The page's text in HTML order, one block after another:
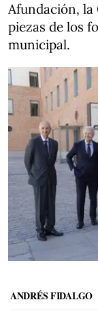
Afundación, la
piezas de los
municipal.
ANDRÉS FIDALGO